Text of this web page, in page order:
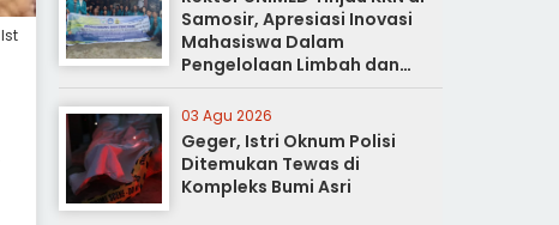
Ist
Samosir, Apresiasi Inovasi
Mahasiswa Dalam
Pengelolaan Limbah dan
Pertanian Ramah Lingkungan
03 Agu 2026
Geger, Istri Oknum Polisi
Ditemukan Tewas di
Kompleks Bumi Asri